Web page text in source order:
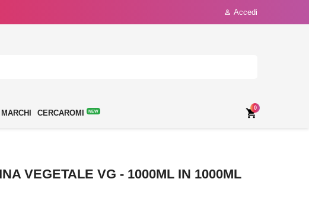
 Accedi
MARCHI CERCAROMI NEW 
0
VEGETALE VG - 1000ML IN 1000ML